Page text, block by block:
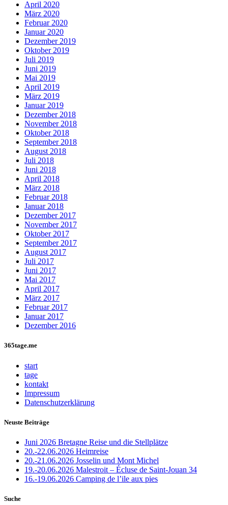
April 2020
März 2020
Februar 2020
Januar 2020
Dezember 2019
Oktober 2019
Juli 2019
Juni 2019
Mai 2019
April 2019
März 2019
Januar 2019
Dezember 2018
November 2018
Oktober 2018
September 2018
August 2018
Juli 2018
Juni 2018
April 2018
März 2018
Februar 2018
Januar 2018
Dezember 2017
November 2017
Oktober 2017
September 2017
August 2017
Juli 2017
Juni 2017
Mai 2017
April 2017
März 2017
Februar 2017
Januar 2017
Dezember 2016
365tage.me
start
tage
kontakt
Impressum
Datenschutzerklärung
Neuste Beiträge
Juni 2026 Bretagne Reise und die Stellplätze
20.-22.06.2026 Heimreise
20.-21.06.2026 Josselin und Mont Michel
19.-20.06.2026 Malestroit – Écluse de Saint-Jouan 34
16.-19.06.2026 Camping de l’ile aux pies
Suche